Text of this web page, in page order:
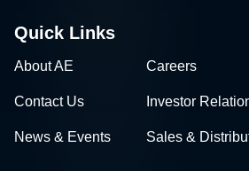
Quick Links
About AE Careers
Contact Us Investor
News & Events Sales &